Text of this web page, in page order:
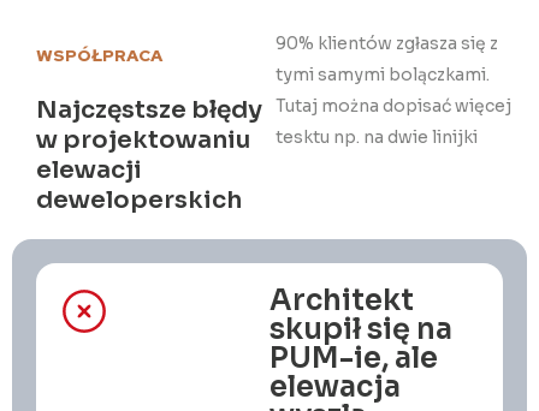
WSPÓŁPRACA
Najczęstsze błędy
w projektowaniu
elewacji
deweloperskich
90% klientów zgłasza się z
tymi samymi bolączkami.
Tutaj można dopisać więcej
tesktu np. na dwie linijki
Architekt
skupił się na
PUM-ie, ale
elewacja